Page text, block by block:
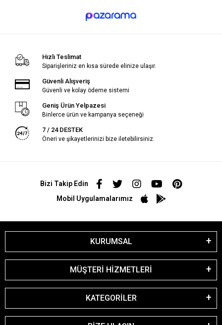
Hızlı Teslimat
Siparişleriniz en kısa sürede elinize ulaşır.
Güvenli Alışveriş
Güvenli ve kolay ödeme sistemi
Geniş Ürün Yelpazesi
Binlerce ürün ve kampanya seçeneği
7 / 24 DESTEK
Öneri ve şikayetlerinizi bize iletebilirsiniz.
Bizi Takip Edin
Mobil Uygulamalarımız
KURUMSAL
MÜŞTERİ HİZMETLERİ
KATEGORİLER